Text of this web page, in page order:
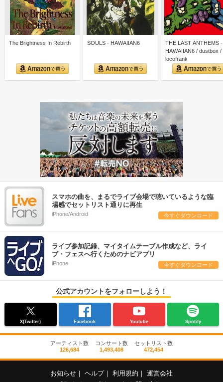
The Brightness In Rebirth SOULS - HAWAIIAN6
THE LAST ANTHEMS -
HAWAIIAN6 / dustbox /
locofrank
スマホの曲を、まるでライブ会場で聴いているような臨
場感でセットリスト通りに再生
iPhone/Android 今すぐダウンロード
ライブ参加記録、マイタイムテーブル作成など、ライ
ブ・フェスへ行くためのナビアプリ
iPhone 今すぐダウンロード
公式アカウントをフォローしよう！
X(Twitter) Facebook Youtube Spotify
アーティスト数
126,684
コンサート数
1,493,408
セットリスト数
472,454
お知らせ ヘルプ 利用規約
運営会社